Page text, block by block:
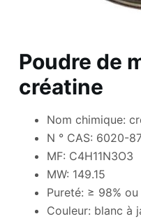
Poudre de
créatine
Nom chimique:
N ° CAS: 6020-
MF: C4H11N3O3
MW: 149.15
Pureté: ≥ 98%
Couleur: blanc à